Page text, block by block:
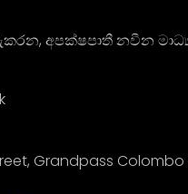
අපක්ෂපාතී නවීන
Grandpass Colombo